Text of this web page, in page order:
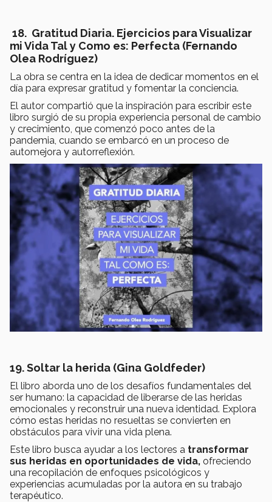
18. Gratitud Diaria. Ejercicios para Visualizar
mi Vida Tal y Como es: Perfecta (Fernando
Olea Rodríguez)
La obra se centra en la idea de dedicar momentos en el
día para expresar gratitud y fomentar la conciencia.
El autor compartió que la inspiración para escribir este
libro surgió de su propia experiencia personal de cambio
y crecimiento, que comenzó poco antes de la
pandemia, cuando se embarcó en un proceso de
automejora y autorreflexión.
19. Soltar la herida (Gina Goldfeder)
El libro aborda uno de los desafíos fundamentales del
ser humano: la capacidad de liberarse de las heridas
emocionales y reconstruir una nueva identidad. Explora
cómo estas heridas no resueltas se convierten en
obstáculos para vivir una vida plena.
Este libro busca ayudar a los lectores a transformar
sus heridas en oportunidades de vida, ofreciendo
una recopilación de enfoques psicológicos y
experiencias acumuladas por la autora en su trabajo
terapéutico.